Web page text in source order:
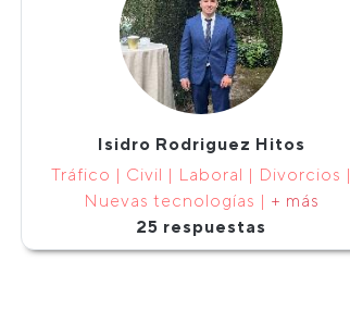
Isidro Rodriguez Hitos
Tráfico | Civil | Laboral | Divorcios |
Nuevas tecnologías | + más
25 respuestas